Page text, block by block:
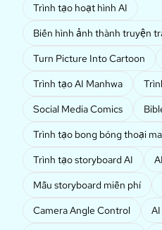
Trình tạo hoạt hình AI
Biến hình ảnh thành truyện
Turn Picture Into Cartoon
Trình tạo AI Manhwa
Social Media Comics
Trình tạo bong bóng thoại
Trình tạo storyboard AI
Mẫu storyboard miễn phí
Camera Angle Control